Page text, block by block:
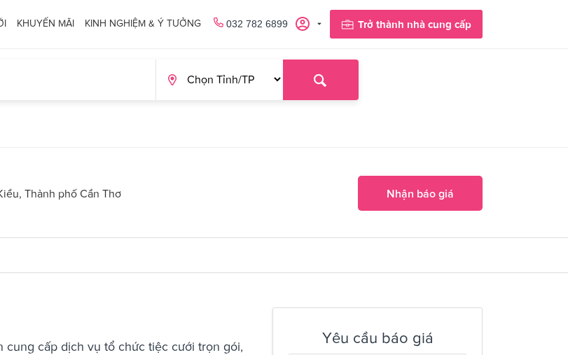
Trở thành nhà cung cấp
032 782 6899
KHUYẾN MÃI KINH NGHIỆM & Ý TƯỞNG
Thành phố Cần Thơ Nhận báo giá
cung cấp dịch vụ tổ chức tiệc cưới trọn gói,
Yêu cầu báo giá